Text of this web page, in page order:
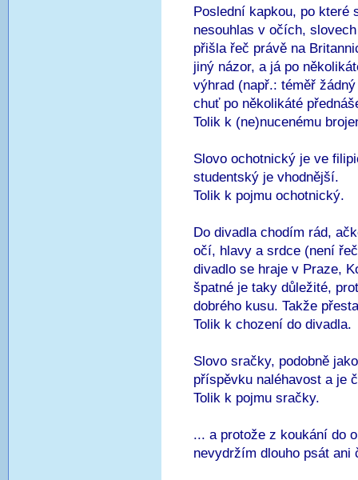
Poslední kapkou, po které
nesouhlas v očích,
přišla řeč právě na
jiný názor, a já po
výhrad (např.: téměř
chuť po několikáté
Tolik k (ne)nucenému
Slovo ochotnický je ve
studentský je vhodnější.
Tolik k pojmu ochotnický.
Do divadla chodím rád,
očí, hlavy a srdce (není
divadlo se hraje v Praze,
špatné je taky důležité,
dobrého kusu. Takže
Tolik k chození do divadla.
Slovo sračky, podobně
příspěvku naléhavost a je
Tolik k pojmu sračky.
... a protože z koukání do
nevydržím dlouho psát